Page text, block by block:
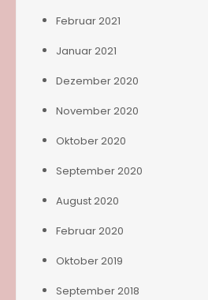
Februar 2021
Januar 2021
Dezember 2020
November 2020
Oktober 2020
September 2020
August 2020
Februar 2020
Oktober 2019
September 2018